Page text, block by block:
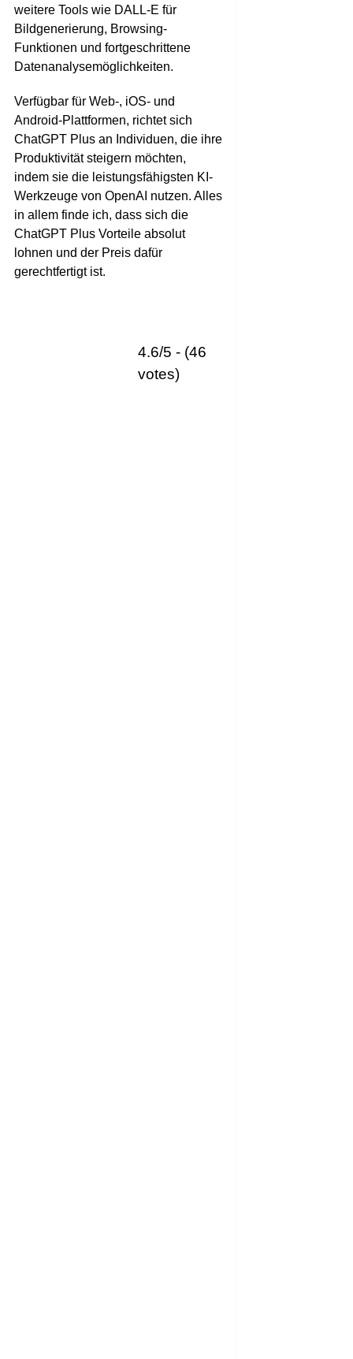
weitere Tools wie DALL-E für
Bildgenerierung, Browsing-
Funktionen und fortgeschrittene
Datenanalysemöglichkeiten.
Verfügbar für Web-, iOS- und
Android-Plattformen, richtet sich
ChatGPT Plus an Individuen, die ihre
Produktivität steigern möchten,
indem sie die leistungsfähigsten KI-
Werkzeuge von OpenAI nutzen. Alles
in allem finde ich, dass sich die
ChatGPT Plus Vorteile absolut
lohnen und der Preis dafür
gerechtfertigt ist.
4.6/5 - (46
votes)